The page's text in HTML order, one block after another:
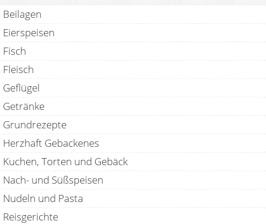
Beilagen
Eierspeisen
Fisch
Fleisch
Geflügel
Getränke
Grundrezepte
Herzhaft Gebackenes
Kuchen, Torten und Gebäck
Nach- und Süßspeisen
Nudeln und Pasta
Reisgerichte